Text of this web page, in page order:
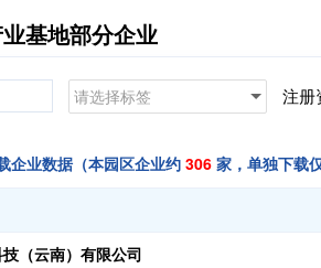
基地部分企业
请选择标签 注册
企业数据（本园区企业约 306 家，单独下载
（云南）有限公司